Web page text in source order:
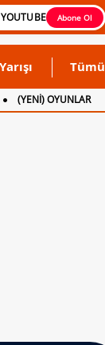
Abone Ol
Tümü
(YENİ) OYUNLAR